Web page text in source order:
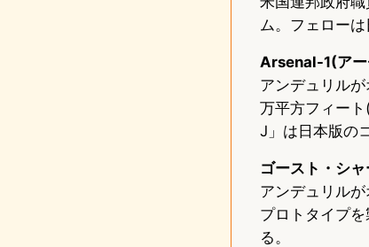
ム。フェロー
Arsenal-1(アー
アンデュリル
万平方フィー
J」は日本版の
ゴースト・シ
アンデュリル
プロトタイプ
る。